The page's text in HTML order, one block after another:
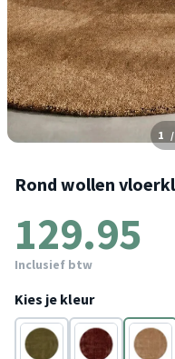
1 /
Rond wollen
129.95
Inclusief btw
Kies je kleur